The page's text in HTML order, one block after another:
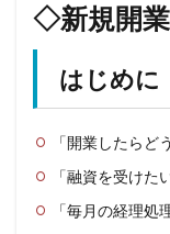
◇新規開
はじめに
「開業したらど
「融資を受けた
「毎月の経理処